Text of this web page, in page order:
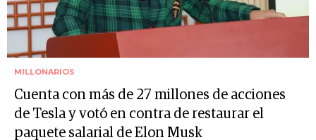
MILLONARIOS
Cuenta con más de 27 millones de acciones
de Tesla y votó en contra de restaurar el
paquete salarial de Elon Musk